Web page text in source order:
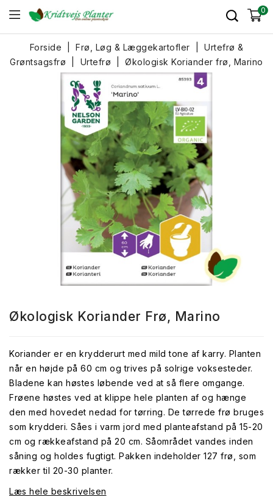
0
Forside Frø, Løg & Læggekartofler
Urtefrø &
Grøntsagsfrø
Urtefrø Økologisk Koriander frø, Marino
Økologisk Koriander Frø, Marino
Koriander er en krydderurt med mild tone af karry. Planten
når en højde på 60 cm og trives på solrige voksesteder.
Bladene kan høstes løbende ved at så flere omgange.
Frøene høstes ved at klippe hele planten af og hænge
den med hovedet nedad for tørring. De tørrede frø bruges
som krydderi. Såes i varm jord med planteafstand på 15-20
cm og rækkeafstand på 20 cm. Såområdet vandes inden
såning og holdes fugtigt. Pakken indeholder 127 frø, som
rækker til 20-30 planter.
Læs hele beskrivelsen